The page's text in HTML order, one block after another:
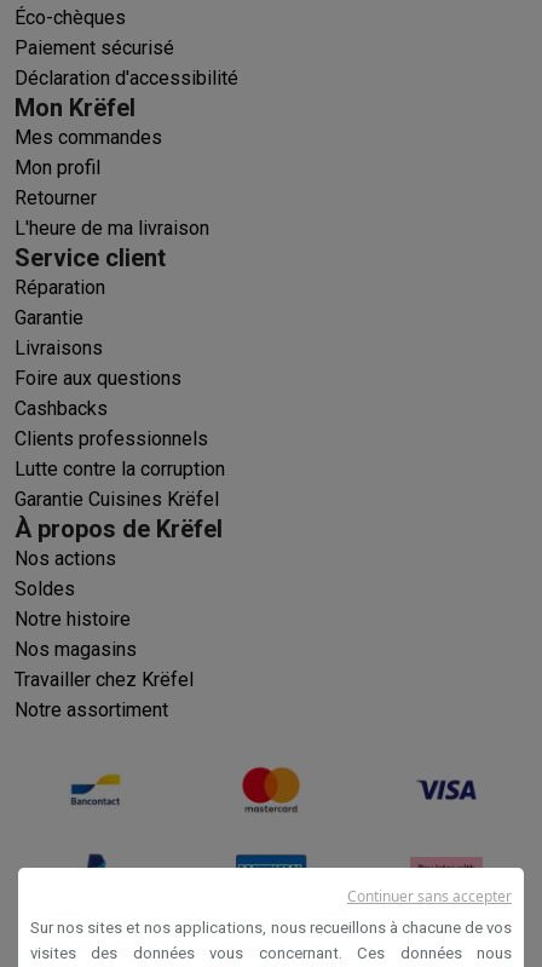
Éco-chèques
Paiement sécurisé
Déclaration d'accessibilité
Mon Krëfel
Mes commandes
Mon profil
Retourner
L'heure de ma livraison
Service client
Réparation
Garantie
Livraisons
Foire aux questions
Cashbacks
Clients professionnels
Lutte contre la corruption
Garantie Cuisines Krëfel
À propos de Krëfel
Nos actions
Soldes
Notre histoire
Nos magasins
Travailler chez Krëfel
Notre assortiment
Sur nos sites et nos applications, nous recueillons à chacune de vos
visites des données vous concernant. Ces données nous
Continuer sans accepter